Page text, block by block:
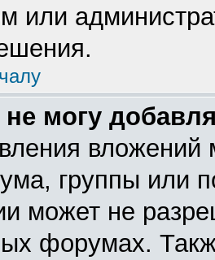
или
могу
вложений
группы или
может не
форумах.